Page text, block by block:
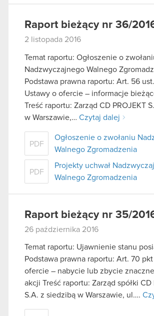
Raport bieżący nr 36/
2 listopada 2016
Temat raportu: Ogłoszenie o
Nadzwyczajnego Walnego
Podstawa prawna raportu: Art. 56
Ustawy o ofercie – informacje
Treść raportu: Zarząd CD PROJEKT
w Warszawie,… Czytaj dalej
PDF
Ogłoszenie o zwołaniu
Walnego Zgromadzenia
PDF
Projekty uchwał
Walnego Zgromadzenia
Raport bieżący nr 35/
26 października 2016
Temat raportu: Ujawnienie stanu
Podstawa prawna raportu: Art. 70 pkt
ofercie – nabycie lub zbycie
akcji Treść raportu: Zarząd spółki CD
S.A. z siedzibą w Warszawie, ul….